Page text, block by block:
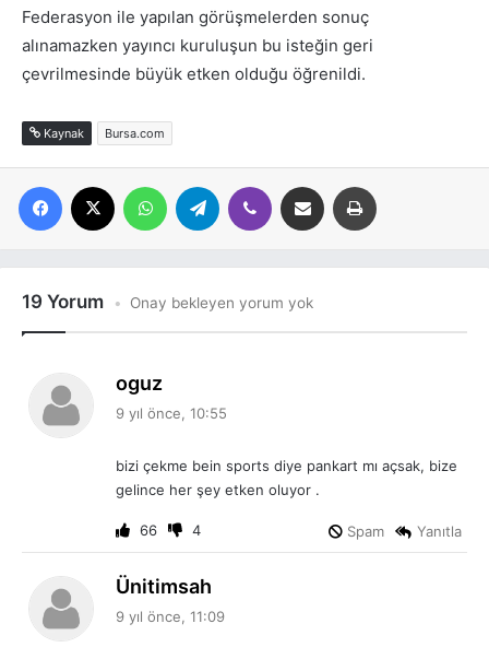
Federasyon ile yapılan görüşmelerden sonuç
alınamazken yayıncı kuruluşun bu isteğin geri
çevrilmesinde büyük etken olduğu öğrenildi.
Kaynak Bursa.com
Facebook WhatsAppTelegram Viber E-posta ile paylaş
19 Yorum Onay bekleyen yorum yok
oguz
9 yıl önce, 10:55
bizi çekme bein sports diye pankart mı açsak, bize
gelince her şey etken oluyor .
66 4 Yanıtla
Spam
Ünitimsah
9 yıl önce, 11:09